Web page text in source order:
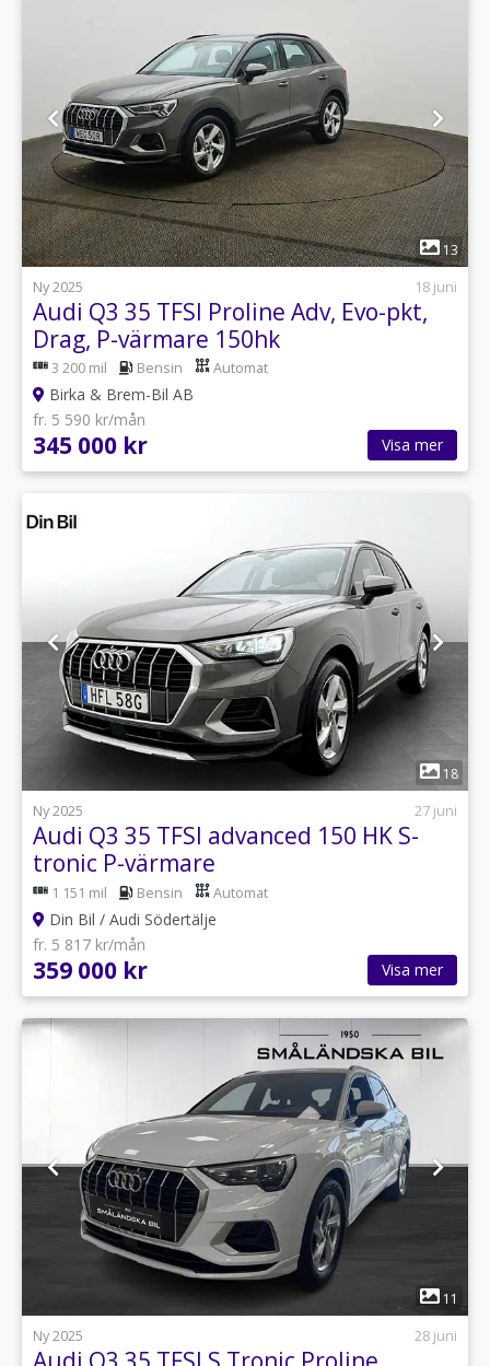
1
13
Ny 2025
18 juni
Audi Q3 35 TFSI Proline Adv, Evo-pkt,
Drag, P-värmare 150hk
3 200 mil Bensin Automat
Birka & Brem-Bil AB
fr. 5 590 kr/mån
345 000 kr Visa mer
1
18
Ny 2025
27 juni
Audi Q3 35 TFSI advanced 150 HK S-
tronic P-värmare
1 151 mil Bensin Automat
Din Bil / Audi Södertälje
fr. 5 817 kr/mån
359 000 kr Visa mer
11
Ny 2025
28 juni